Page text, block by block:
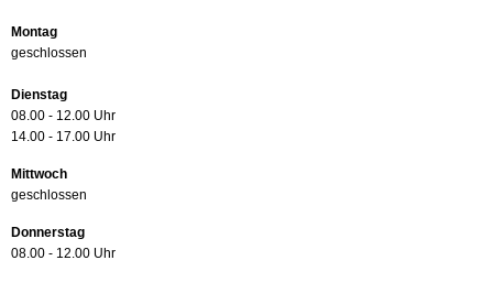
Montag
geschlossen
Dienstag
08.00 - 12.00 Uhr
14.00 - 17.00 Uhr
Mittwoch
geschlossen
Donnerstag
08.00 - 12.00 Uhr